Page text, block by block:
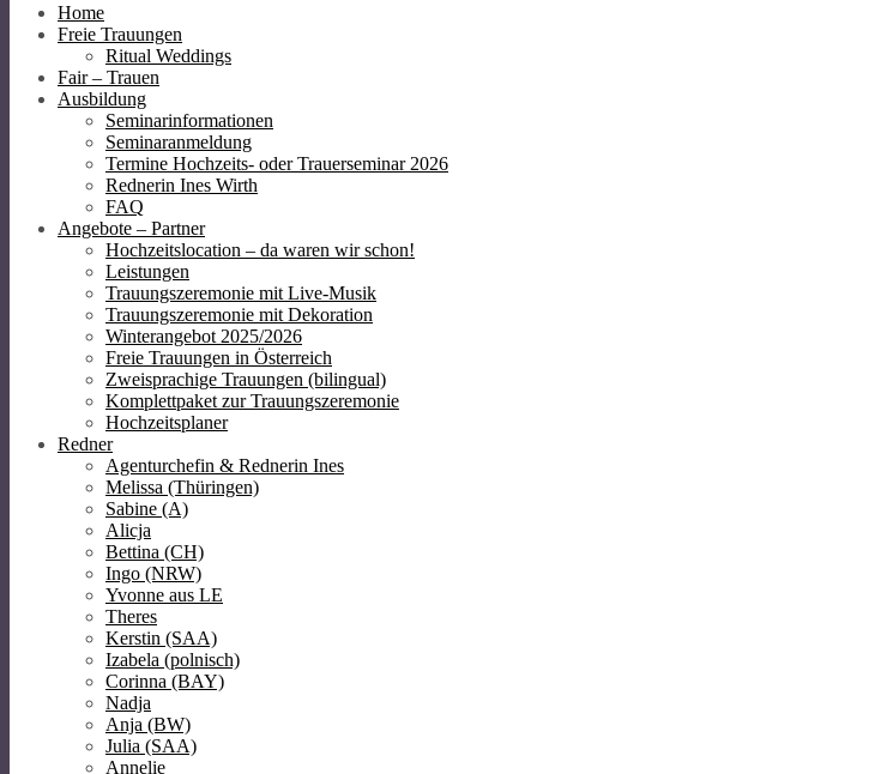
Home
Freie Trauungen
Ritual Weddings
Fair – Trauen
Ausbildung
Seminarinformationen
Seminaranmeldung
Termine Hochzeits- oder Trauerseminar 2026
Rednerin Ines Wirth
FAQ
Angebote – Partner
Hochzeitslocation – da waren wir schon!
Leistungen
Trauungszeremonie mit Live-Musik
Trauungszeremonie mit Dekoration
Winterangebot 2025/2026
Freie Trauungen in Österreich
Zweisprachige Trauungen (bilingual)
Komplettpaket zur Trauungszeremonie
Hochzeitsplaner
Redner
Agenturchefin & Rednerin Ines
Melissa (Thüringen)
Sabine (A)
Alicja
Bettina (CH)
Ingo (NRW)
Yvonne aus LE
Theres
Kerstin (SAA)
Izabela (polnisch)
Corinna (BAY)
Nadja
Anja (BW)
Julia (SAA)
Annelie